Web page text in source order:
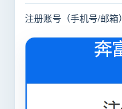
注册账号（手机号/邮箱）